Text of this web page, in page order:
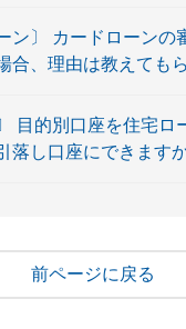
ン〕 カードローンの
合、理由は教えても
目的別口座を住宅ロ
落し口座にできます
戻る